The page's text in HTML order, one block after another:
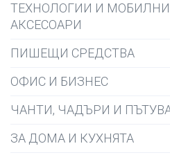
ТЕХНОЛОГИИ И МОБИЛНИ
АКСЕСОАРИ
ПИШЕЩИ СРЕДСТВА
ОФИС И БИЗНЕС
ЧАНТИ, ЧАДЪРИ И
ЗА ДОМА И КУХНЯТА